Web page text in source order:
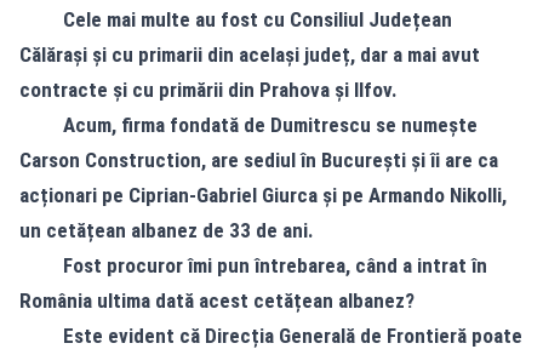
Cele mai multe au fost cu Consiliul Județean
Călărași și cu primarii din același județ, dar a mai avut
contracte și cu primării din Prahova și Ilfov.
Acum, firma fondată de Dumitrescu se numește
Carson Construction, are sediul în București și îi are ca
acționari pe Ciprian-Gabriel Giurca și pe Armando Nikolli,
un cetățean albanez de 33 de ani.
Fost procuror îmi pun întrebarea, când a intrat în
România ultima dată acest cetățean albanez?
Este evident că Direcția Generală de Frontieră poate